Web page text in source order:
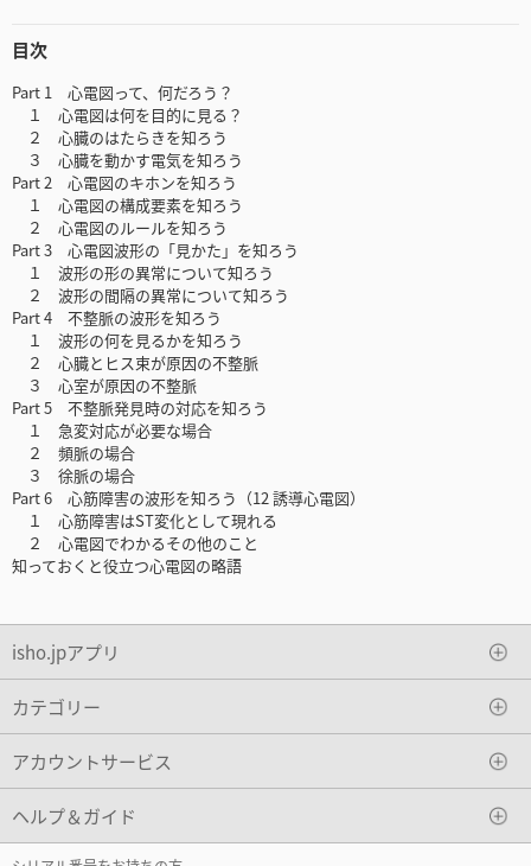
目次
Part 1 心電図って、何だろう？
１ 心電図は何を目的に見る？
２ 心臓のはたらきを知ろう
３ 心臓を動かす電気を知ろう
Part 2 心電図のキホンを知ろう
１ 心電図の構成要素を知ろう
２ 心電図のルールを知ろう
Part 3 心電図波形の「見かた」を知ろう
１ 波形の形の異常について知ろう
２ 波形の間隔の異常について知ろう
Part 4 不整脈の波形を知ろう
１ 波形の何を見るかを知ろう
２ 心臓とヒス束が原因の不整脈
３ 心室が原因の不整脈
Part 5 不整脈発見時の対応を知ろう
１ 急変対応が必要な場合
２ 頻脈の場合
３ 徐脈の場合
Part 6 心筋障害の波形を知ろう（12 誘導心電図）
１ 心筋障害はST変化として現れる
２ 心電図でわかるその他のこと
知っておくと役立つ心電図の略語
isho.jpアプリ
カテゴリー
アカウントサービス
ヘルプ＆ガイド